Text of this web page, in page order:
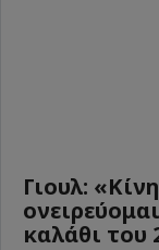
Γιουλ:
καλάθι του